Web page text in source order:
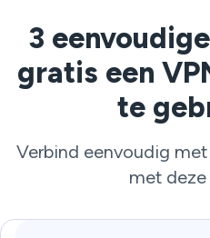
3
gratis een
te
Verbind eenvoudig
met deze